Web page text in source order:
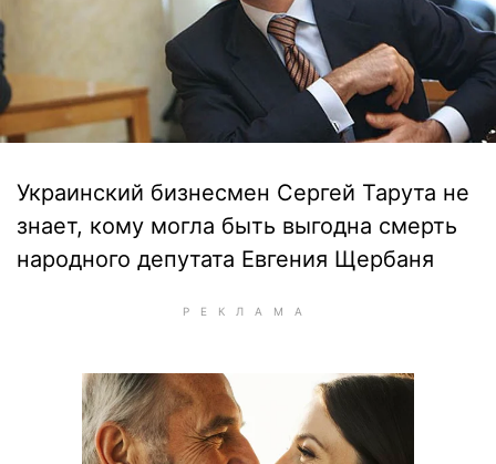
Украинский бизнесмен Сергей Тарута не
знает, кому могла быть выгодна смерть
народного депутата Евгения Щербаня